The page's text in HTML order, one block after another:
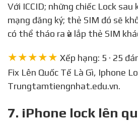
Với ICCID; những chiếc Lock sau khi kích hoạt bới nhà
mạng đăng ký; thẻ SIM đó sẽ
có thể tháo ra ѵà lắp thẻ SIM
★★★★★ Xếp hạng: 5 · 25
Fix Lên Quốc Tế Là Gì, Iphone
Trungtamtiengnhat.edu.vn.
7. iPhone lock lên